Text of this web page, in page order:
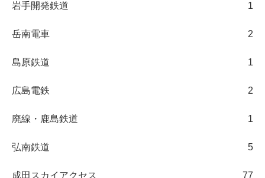
岩手開発鉄道 1
岳南電車 2
島原鉄道 1
広島電鉄 2
廃線・鹿島鉄道 1
弘南鉄道 5
成田スカイアクセス 77